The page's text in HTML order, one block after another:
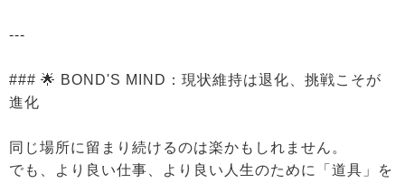
---
### 🌟 BOND'S MIND：現状維持は退化、挑戦こそが
進化
同じ場所に留まり続けるのは楽かもしれません。
でも、より良い仕事、より良い人生のために「道具」を